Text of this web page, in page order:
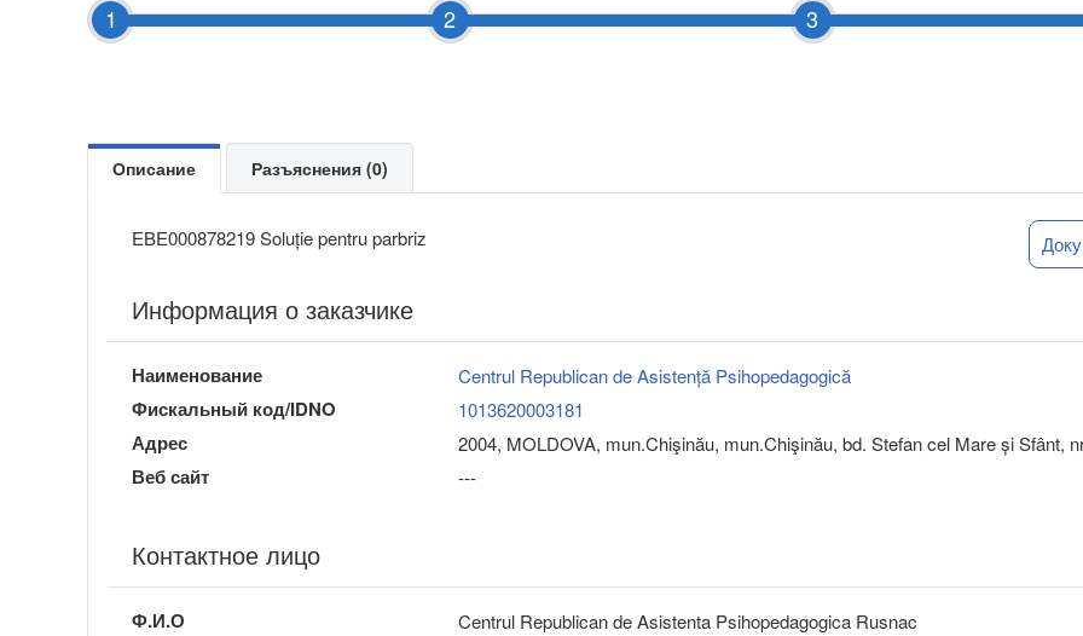
1 2 3
Описание Разъяснения (0)
EBE000878219 Soluție pentru parbriz
Информация о заказчике
Наименование Centrul Republican de Asistență Psihopedagogică
Фискальный код/IDNO 1013620003181
Адрес 2004, MOLDOVA, mun.Chişinău, mun.Chişinău, bd. Stefan cel Mare și Sfânt,
Веб сайт ---
Контактное лицо
Ф.И.О Centrul Republican de Asistenta Psihopedagogica Rusnac